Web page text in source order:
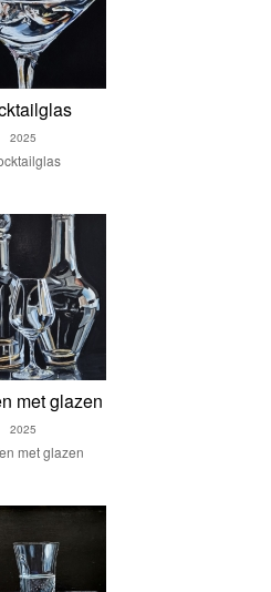
2025
met glazen
2025
met glazen